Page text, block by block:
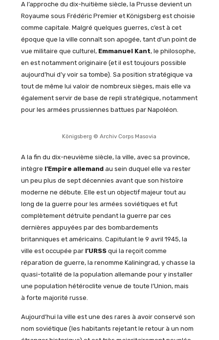
A l’approche du dix-huitième siècle, la Prusse devient un
Royaume sous Frédéric Premier et Königsberg est choisie
comme capitale. Malgré quelques guerres, c’est à cet
époque que la ville connaît son apogée, tant d’un point de
vue militaire que culturel, Emmanuel Kant, le philosophe,
en est notamment originaire (et il est toujours possible
aujourd’hui d’y voir sa tombe). Sa position stratégique va
tout de même lui valoir de nombreux sièges, mais elle va
également servir de base de repli stratégique, notamment
pour les armées prussiennes battues par Napoléon.
Königsberg © Archiv Corps Masovia
A la fin du dix-neuvième siècle, la ville, avec sa province,
intègre l’Empire allemandau sein duquel elle va rester
un peu plus de sept décennies avant que son histoire
moderne ne débute. Elle est un objectif majeur tout au
long de la guerre pour les armées soviétiques et fut
complètement détruite pendant la guerre par ces
dernières appuyées par des bombardements
britanniques et américains. Capitulant le 9 avril 1945, la
ville est occupée par l’URSSqui la reçoit comme
réparation de guerre, la renomme Kaliningrad, y chasse la
quasi-totalité de la population allemande pour y installer
une population hétéroclite venue de toute l’Union, mais
à forte majorité russe.
Aujourd’hui la ville est une des rares à avoir conservé son
nom soviétique (les habitants rejetant le retour à un nom